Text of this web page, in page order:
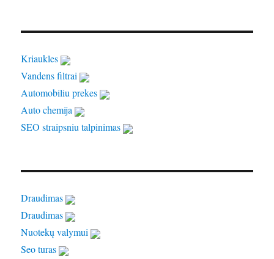
Kriaukles
Vandens filtrai
Automobiliu prekes
Auto chemija
SEO straipsniu talpinimas
Draudimas
Draudimas
Nuotekų valymui
Seo turas